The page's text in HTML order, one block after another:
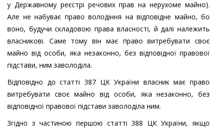
у Державному реєстрі речових прав на нерухоме майно).
Але не набуває право володіння на відповідне майно, бо
воно, будучи складовою права власності, й далі належить
власникові. Саме тому він має право витребувати своє
майно від особи, яка незаконно, без відповідної правової
підстави, ним заволоділа.
Відповідно до статті 387 ЦК України власник має право
витребувати своє майно від особи, яка незаконно, без
відповідної правової підстави заволоділа ним.
Згідно з частиною першою статті 388 ЦК України, якщо